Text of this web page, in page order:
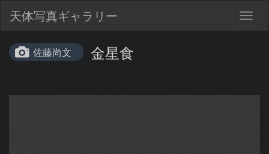
天体写真ギャラリー
佐藤尚文 金星食